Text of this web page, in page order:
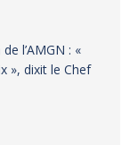
l’AMGN : «
», dixit le Chef